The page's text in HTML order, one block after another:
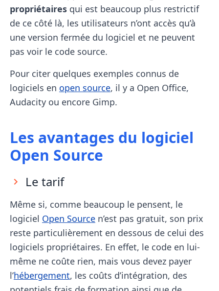
propriétaires qui est beaucoup plus restrictif
de ce côté là, les utilisateurs n’ont accès qu’à
une version fermée du logiciel et ne peuvent
pas voir le code source.
Pour citer quelques exemples connus de
logiciels en open source, il y a Open Office,
Audacity ou encore Gimp.
Les avantages du logiciel
Open Source
Le tarif
Même si, comme beaucoup le pensent, le
logiciel Open Source n’est pas gratuit, son prix
reste particulièrement en dessous de celui des
logiciels propriétaires. En effet, le code en lui-
même ne coûte rien, mais vous devez payer
l’hébergement, les coûts d’intégration, des